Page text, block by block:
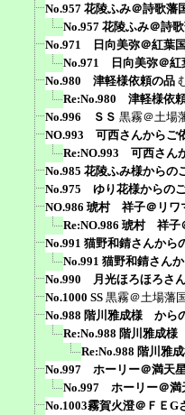
No.957 花陵ふみ＠詩歌藩
No.957 花陵ふみ＠詩
No.971 日向美弥＠紅葉
No.971 日向美弥＠紅
No.980 津軽様依頼の品
Re:No.980 津軽様依
No.996 ＳＳ 黒霧＠土場
NO.993 可西さんからご
Re:NO.993 可西さん
No.985 花陵ふみ様からの
No.975 ゆり花様からの
NO.986 琥村 祥子＠リワ
Re:NO.986 琥村 祥子
No.991 猫野和錆さんから
No.991 猫野和錆さん
No.990 月光ほろほろさ
No.1000 SS 黒霧＠土場藩国
No.988 階川雅成様 から
Re:No.988 階川雅成
Re:No.988 階川
No.997 ホーリー＠満天
No.997 ホーリー＠満
No.1003霧賀火澄＠ＦＥG